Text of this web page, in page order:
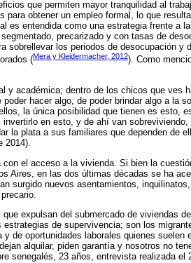
que permiten mayor tranquilidad al
obtener un empleo formal, lo que
es entendida como una estrategia frente a
precarizado y con tasas de
sobrellevar los periodos de desocupación y
(Mera y Kleidermacher, 2012). Como
y académica; dentro de los chicos que ves
hacer algo, de poder brindar algo a la
la única posibilidad que tienen es esto,
en esto, y de ahí van sobreviviendo,
la plata a sus familiares que dependen de
2014).
el acceso a la vivienda. Si bien la
Aires, en las dos últimas décadas se ha
surgido nuevos asentamientos,
expulsan del submercado de viviendas
de supervivencia; son los
de oportunidades laborales quienes suelen
alquilar, piden garantía y nosotros no
senegalés, 23 años, entrevista realizada el